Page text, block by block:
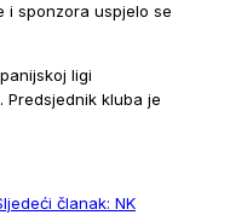
i sponzora uspjelo se
ligi
Predsjednik kluba je
članak: NK